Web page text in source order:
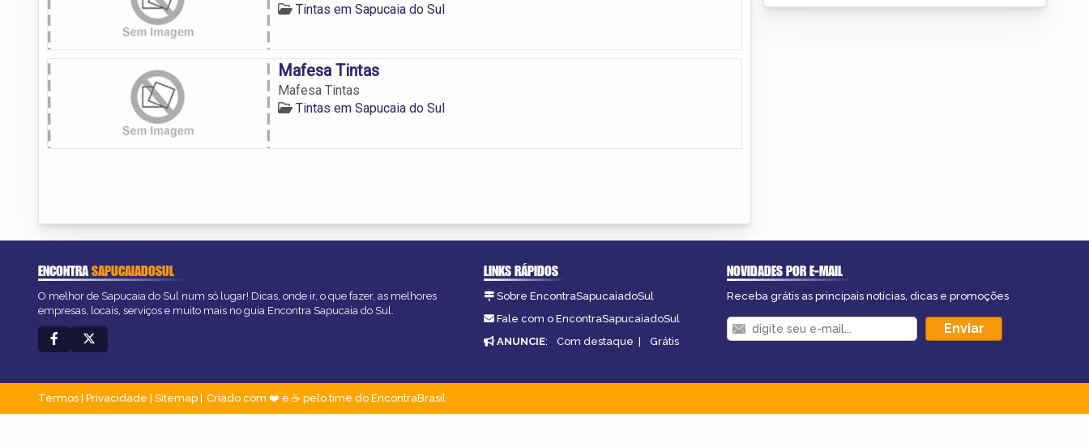
Tintas em Sapucaia do Sul
Mafesa Tintas
Mafesa Tintas
Tintas em Sapucaia do Sul
ENCONTRASAPUCAIADOSUL
O melhor de Sapucaia do Sul num só lugar! Dicas, onde ir, o que fazer, as melhores
empresas, locais, serviços e muito mais no guia Encontra Sapucaia do Sul.
LINKS RÁPIDOS
Sobre EncontraSapucaiadoSul
Fale com o EncontraSapucaiadoSul
ANUNCIE: Com destaque | Grátis
NOVIDADES POR E-MAIL
Receba grátis as principais notícias, dicas e promoções
Termos Privacidade Sitemap Criado com ❤️ e ☕ pelo time do EncontraBrasil